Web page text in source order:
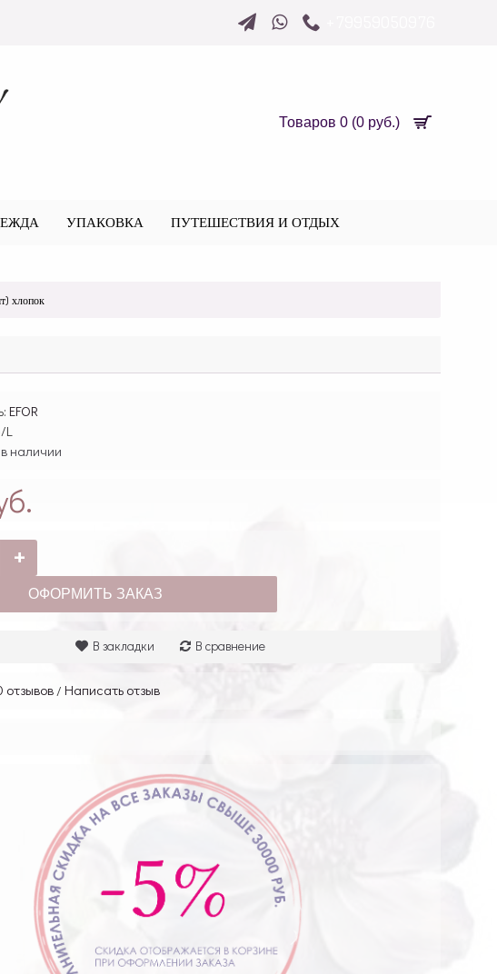
Товаров 0 (0 руб.)
УПАКОВКА ПУТЕШЕСТВИЯ И ОТДЫХ
хлопок
EFOR
L
в наличии
+
ОФОРМИТЬ ЗАКАЗ
В закладки В сравнение
отзывов/ Написать отзыв